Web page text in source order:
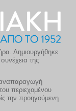
Δημιουργήθηκε
της
αναπαραγωγή
περιεχομένου
την προηγούμενη